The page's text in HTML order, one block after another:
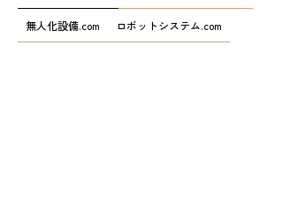
無人化設備.com ロボットシステム.com